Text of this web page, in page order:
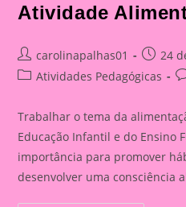
Atividade
Post
author:
carolinapalhas01
Post24
PostAtividades Pedagógicas
Trabalhar o tema da
Educação Infantil e do Ensino
importância para promover
desenvolver uma consciência